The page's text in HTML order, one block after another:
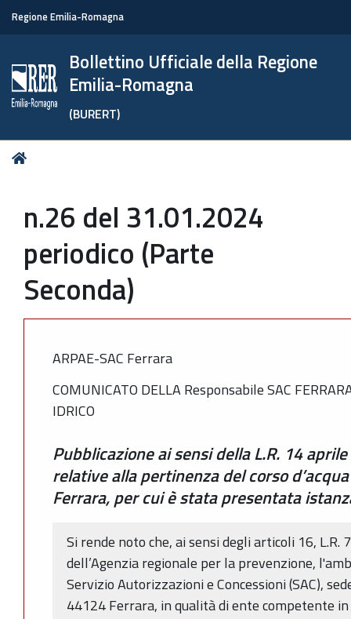
Regione Emilia-Romagna
Bollettino Ufficiale della Regione
Emilia-Romagna
(BURERT)
Tu
n.26 del 31.01.2024
periodico (Parte
Seconda)
ARPAE-SAC Ferrara
COMUNICATO DELLA Responsabile SAC
IDRICO
Pubblicazione ai sensi della L.R. 14
relative alla pertinenza del corso
Ferrara, per cui è stata presentata
Si rende noto che, ai sensi degli articoli 16,
dell’Agenzia regionale per la prevenzione,
Servizio Autorizzazioni e Concessioni (SAC),
44124 Ferrara, in qualità di ente competente